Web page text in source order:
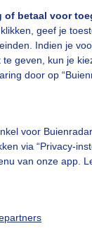
of betaal voor
geef je
Indien je
geven, kun je
door op
voor
via “Privacy-
van onze app.